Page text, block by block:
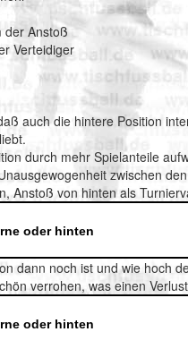
der Anstoß
Verteidiger
auch die hintere Position
durch mehr Spielanteile
zwischen
Anstoß von hinten als
oder hinten
dann noch ist und wie hoch
verrohen, was einen
oder hinten